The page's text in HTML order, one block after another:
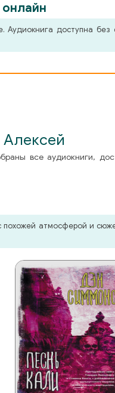
доступна без
Алексей
все аудиокниги,
похожей атмосферой и